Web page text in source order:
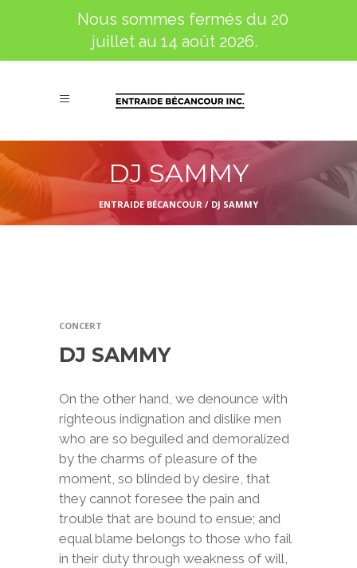
DJ SAMMY
ENTRAIDE BÉCANCOUR / DJ SAMMY
CONCERT
DJ SAMMY
On the other hand, we denounce with
righteous indignation and dislike men
who are so beguiled and demoralized
by the charms of pleasure of the
moment, so blinded by desire, that
they cannot foresee the pain and
trouble that are bound to ensue; and
equal blame belongs to those who fail
in their duty through weakness of will,
Nous sommes fermés du 20
juillet au 14 août 2026.